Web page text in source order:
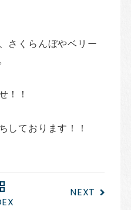
さくらんぼやベリー
！！
しております！！
NEXT